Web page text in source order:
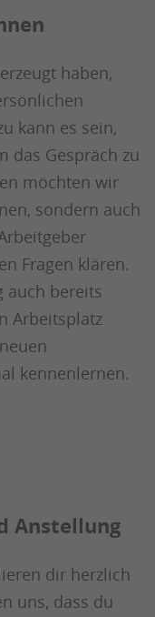
haben,
kann es sein,
das Gespräch zu
möchten wir
sondern auch
Fragen klären.
auch bereits
Arbeitsplatz
kennenlernen.
Anstellung
dir herzlich
uns, dass du